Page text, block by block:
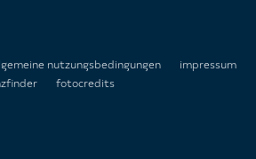
nutzungsbedingungen
impressum
fotocredits